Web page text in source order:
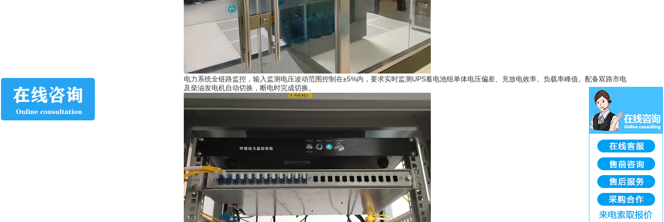
电力系统全链路监控，输入监测电压波动范围控制在±5%内，要求实时监测UPS蓄电池组单体电压偏差、充放电效率、负载率峰值。配备双路市电
及柴油发电机自动切换，断电时完成切换。